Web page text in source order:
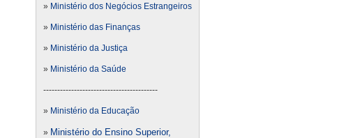
» Ministério dos Negócios Estrangeiros
» Ministério das Finanças
» Ministério da Justiça
» Ministério da Saúde
-----------------------------------------
» Ministério da Educação
» Ministério do Ensino Superior,